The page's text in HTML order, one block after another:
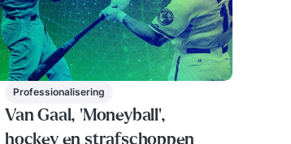
Professionalisering
Van Gaal, 'Moneyball',
hockey en strafschoppen